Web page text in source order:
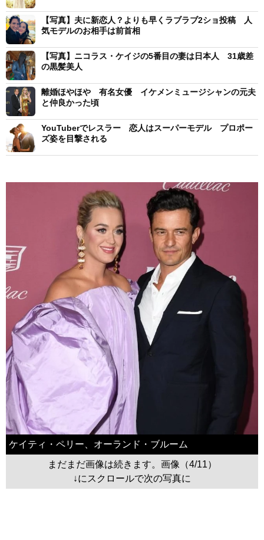
【写真】夫に新恋人？よりも早くラブラブ2ショ投稿 人
気モデルのお相手は前首相
【写真】ニコラス・ケイジの5番目の妻は日本人 31歳差
の黒髪美人
離婚ほやほや 有名女優 イケメンミュージシャンの元夫
と仲良かった頃
YouTuberでレスラー 恋人はスーパーモデル プロポー
ズ姿を目撃される
ケイティ・ペリー、オーランド・ブルーム
まだまだ画像は続きます。画像（4/11）
↓にスクロールで次の写真に